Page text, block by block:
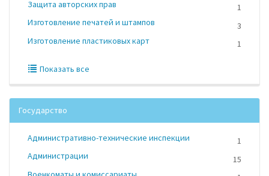
Защита авторских прав
1
Изготовление печатей и штампов
3
Изготовление пластиковых карт
1
Показать все
Государство
Административно-технические инспекции
1
Администрации
15